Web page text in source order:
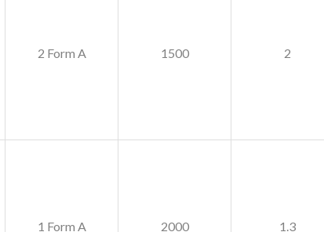
2 Form A 1500 2
1 Form A 2000 1.3